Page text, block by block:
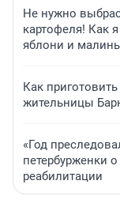
Не нужно
картофеля! Как
яблони и
Как
жительницы
«Год
петербурженки
реабилитации